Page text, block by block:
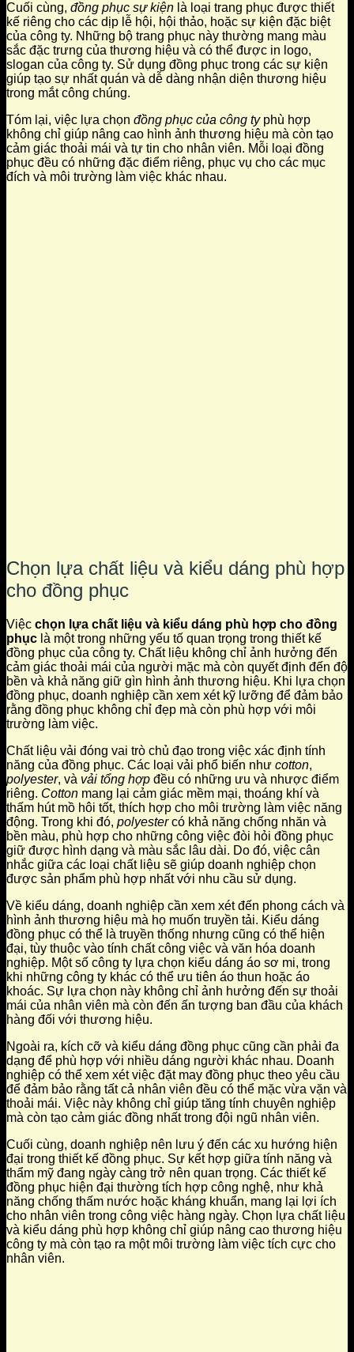
Cuối cùng, đồng phục sự kiện là loại trang phục được thiết
kế riêng cho các dịp lễ hội, hội thảo, hoặc sự kiện đặc biệt
của công ty. Những bộ trang phục này thường mang màu
sắc đặc trưng của thương hiệu và có thể được in logo,
slogan của công ty. Sử dụng đồng phục trong các sự kiện
giúp tạo sự nhất quán và dễ dàng nhận diện thương hiệu
trong mắt công chúng.
Tóm lại, việc lựa chọn đồng phục của công typhù hợp
không chỉ giúp nâng cao hình ảnh thương hiệu mà còn tạo
cảm giác thoải mái và tự tin cho nhân viên. Mỗi loại đồng
phục đều có những đặc điểm riêng, phục vụ cho các mục
đích và môi trường làm việc khác nhau.
Chọn lựa chất liệu và kiểu dáng phù hợp
cho đồng phục
Việc chọn lựa chất liệu và kiểu dáng phù hợp cho đồng
phục là một trong những yếu tố quan trọng trong thiết kế
đồng phục của công ty. Chất liệu không chỉ ảnh hưởng đến
cảm giác thoải mái của người mặc mà còn quyết định đến độ
bền và khả năng giữ gìn hình ảnh thương hiệu. Khi lựa chọn
đồng phục, doanh nghiệp cần xem xét kỹ lưỡng để đảm bảo
rằng đồng phục không chỉ đẹp mà còn phù hợp với môi
trường làm việc.
Chất liệu vải đóng vai trò chủ đạo trong việc xác định tính
năng của đồng phục. Các loại vải phổ biến như cotton,
polyester, và vải tổng hợp đều có những ưu và nhược điểm
riêng. Cotton mang lại cảm giác mềm mại, thoáng khí và
thấm hút mồ hôi tốt, thích hợp cho môi trường làm việc năng
động. Trong khi đó, polyestercó khả năng chống nhăn và
bền màu, phù hợp cho những công việc đòi hỏi đồng phục
giữ được hình dạng và màu sắc lâu dài. Do đó, việc cân
nhắc giữa các loại chất liệu sẽ giúp doanh nghiệp chọn
được sản phẩm phù hợp nhất với nhu cầu sử dụng.
Về kiểu dáng, doanh nghiệp cần xem xét đến phong cách và
hình ảnh thương hiệu mà họ muốn truyền tải. Kiểu dáng
đồng phục có thể là truyền thống nhưng cũng có thể hiện
đại, tùy thuộc vào tính chất công việc và văn hóa doanh
nghiệp. Một số công ty lựa chọn kiểu dáng áo sơ mi, trong
khi những công ty khác có thể ưu tiên áo thun hoặc áo
khoác. Sự lựa chọn này không chỉ ảnh hưởng đến sự thoải
mái của nhân viên mà còn đến ấn tượng ban đầu của khách
hàng đối với thương hiệu.
Ngoài ra, kích cỡ và kiểu dáng đồng phục cũng cần phải đa
dạng để phù hợp với nhiều dáng người khác nhau. Doanh
nghiệp có thể xem xét việc đặt may đồng phục theo yêu cầu
để đảm bảo rằng tất cả nhân viên đều có thể mặc vừa vặn và
thoải mái. Việc này không chỉ giúp tăng tính chuyên nghiệp
mà còn tạo cảm giác đồng nhất trong đội ngũ nhân viên.
Cuối cùng, doanh nghiệp nên lưu ý đến các xu hướng hiện
đại trong thiết kế đồng phục. Sự kết hợp giữa tính năng và
thẩm mỹ đang ngày càng trở nên quan trọng. Các thiết kế
đồng phục hiện đại thường tích hợp công nghệ, như khả
năng chống thấm nước hoặc kháng khuẩn, mang lại lợi ích
cho nhân viên trong công việc hàng ngày. Chọn lựa chất liệu
và kiểu dáng phù hợp không chỉ giúp nâng cao thương hiệu
công ty mà còn tạo ra một môi trường làm việc tích cực cho
nhân viên.